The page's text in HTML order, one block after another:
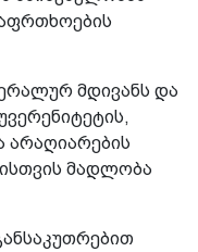
მდივანს და
მადლობა